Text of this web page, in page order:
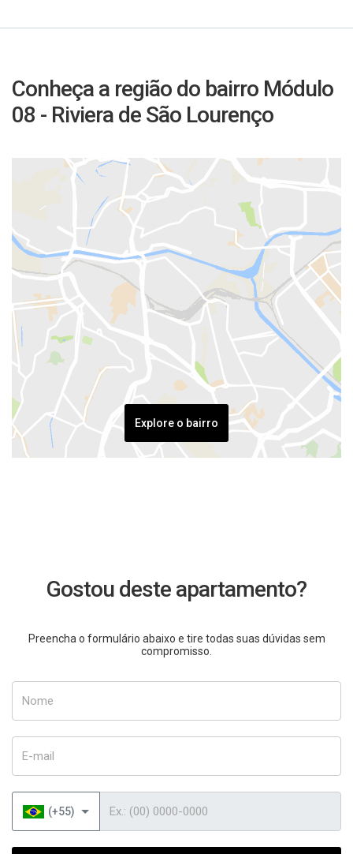
Conheça a região do bairro Módulo
08 - Riviera de São Lourenço
Explore o bairro
Gostou deste apartamento?
Preencha o formulário abaixo e tire todas suas dúvidas sem
compromisso.
(+55)